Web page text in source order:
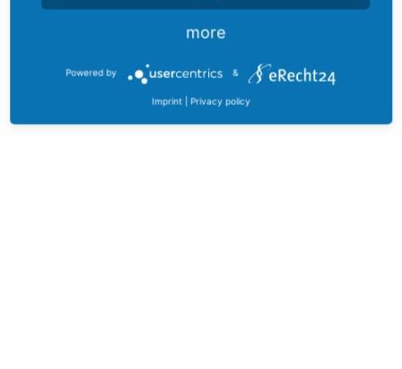
more
Powered by &
Imprint | Privacy policy